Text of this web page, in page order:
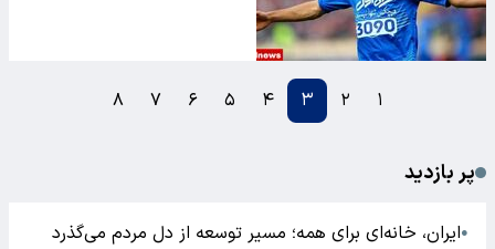
۱ ۲ ۳ ۴ ۵ ۶ ۷ ۸
پر بازدید
●ایران، خانه‌ای برای همه؛ مسیر توسعه از دل مردم می‌گذرد